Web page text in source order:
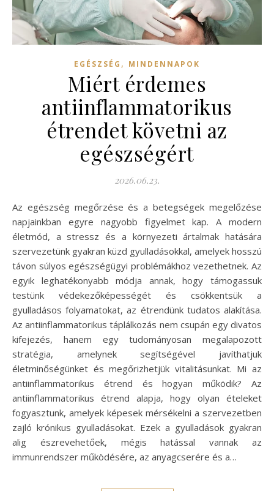
EGÉSZSÉG , MINDENNAPOK
Miért érdemes
antiinflammatorikus
étrendet követni az
egészségért
2026.06.23.
Az egészség megőrzése és a betegségek megelőzése
napjainkban egyre nagyobb figyelmet kap. A modern
életmód, a stressz és a környezeti ártalmak hatására
szervezetünk gyakran küzd gyulladásokkal, amelyek hosszú
távon súlyos egészségügyi problémákhoz vezethetnek. Az
egyik leghatékonyabb módja annak, hogy támogassuk
testünk védekezőképességét és csökkentsük a
gyulladásos folyamatokat, az étrendünk tudatos alakítása.
Az antiinflammatorikus táplálkozás nem csupán egy divatos
kifejezés, hanem egy tudományosan megalapozott
stratégia, amelynek segítségével javíthatjuk
életminőségünket és megőrizhetjük vitalitásunkat. Mi az
antiinflammatorikus étrend és hogyan működik? Az
antiinflammatorikus étrend alapja, hogy olyan ételeket
fogyasztunk, amelyek képesek mérsékelni a szervezetben
zajló krónikus gyulladásokat. Ezek a gyulladások gyakran
alig észrevehetőek, mégis hatással vannak az
immunrendszer működésére, az anyagcserére és a…